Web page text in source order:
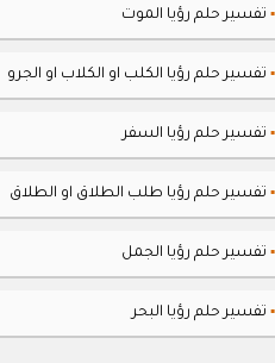
▪ تفسير حلم رؤيا الموت
▪ تفسير حلم رؤيا الكلب او الكلاب او الجرو
▪ تفسير حلم رؤيا السفر
▪ تفسير حلم رؤيا طلب الطلاق او الطلاق
▪ تفسير حلم رؤيا الجمل
▪ تفسير حلم رؤيا البحر